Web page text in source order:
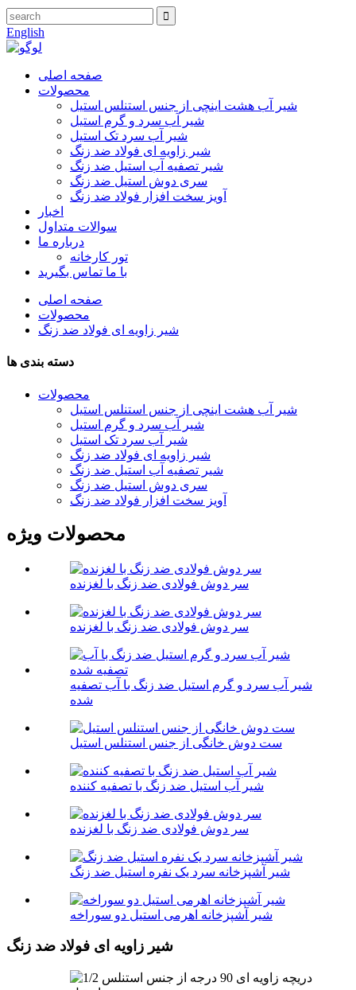
English
صفحه اصلی
محصولات
شیر آب هشت اینچی از جنس استنلس استیل
شیر آب سرد و گرم استیل
شیر آب سرد تک استیل
شیر زاویه ای فولاد ضد زنگ
شیر تصفیه آب استیل ضد زنگ
سری دوش استیل ضد زنگ
آویز سخت افزار فولاد ضد زنگ
اخبار
سوالات متداول
درباره ما
تور کارخانه
با ما تماس بگیرید
صفحه اصلی
محصولات
شیر زاویه ای فولاد ضد زنگ
دسته بندی ها
محصولات
شیر آب هشت اینچی از جنس استنلس استیل
شیر آب سرد و گرم استیل
شیر آب سرد تک استیل
شیر زاویه ای فولاد ضد زنگ
شیر تصفیه آب استیل ضد زنگ
سری دوش استیل ضد زنگ
آویز سخت افزار فولاد ضد زنگ
محصولات ویژه
سر دوش فولادی ضد زنگ با لغزنده
سر دوش فولادی ضد زنگ با لغزنده
شیر آب سرد و گرم استیل ضد زنگ با آب تصفیه
شده
ست دوش خانگی از جنس استنلس استیل
شیر آب استیل ضد زنگ با تصفیه کننده
سر دوش فولادی ضد زنگ با لغزنده
شیر آشپزخانه سرد یک نفره استیل ضد زنگ
شیر آشپزخانه اهرمی استیل دو سوراخه
شیر زاویه ای فولاد ضد زنگ